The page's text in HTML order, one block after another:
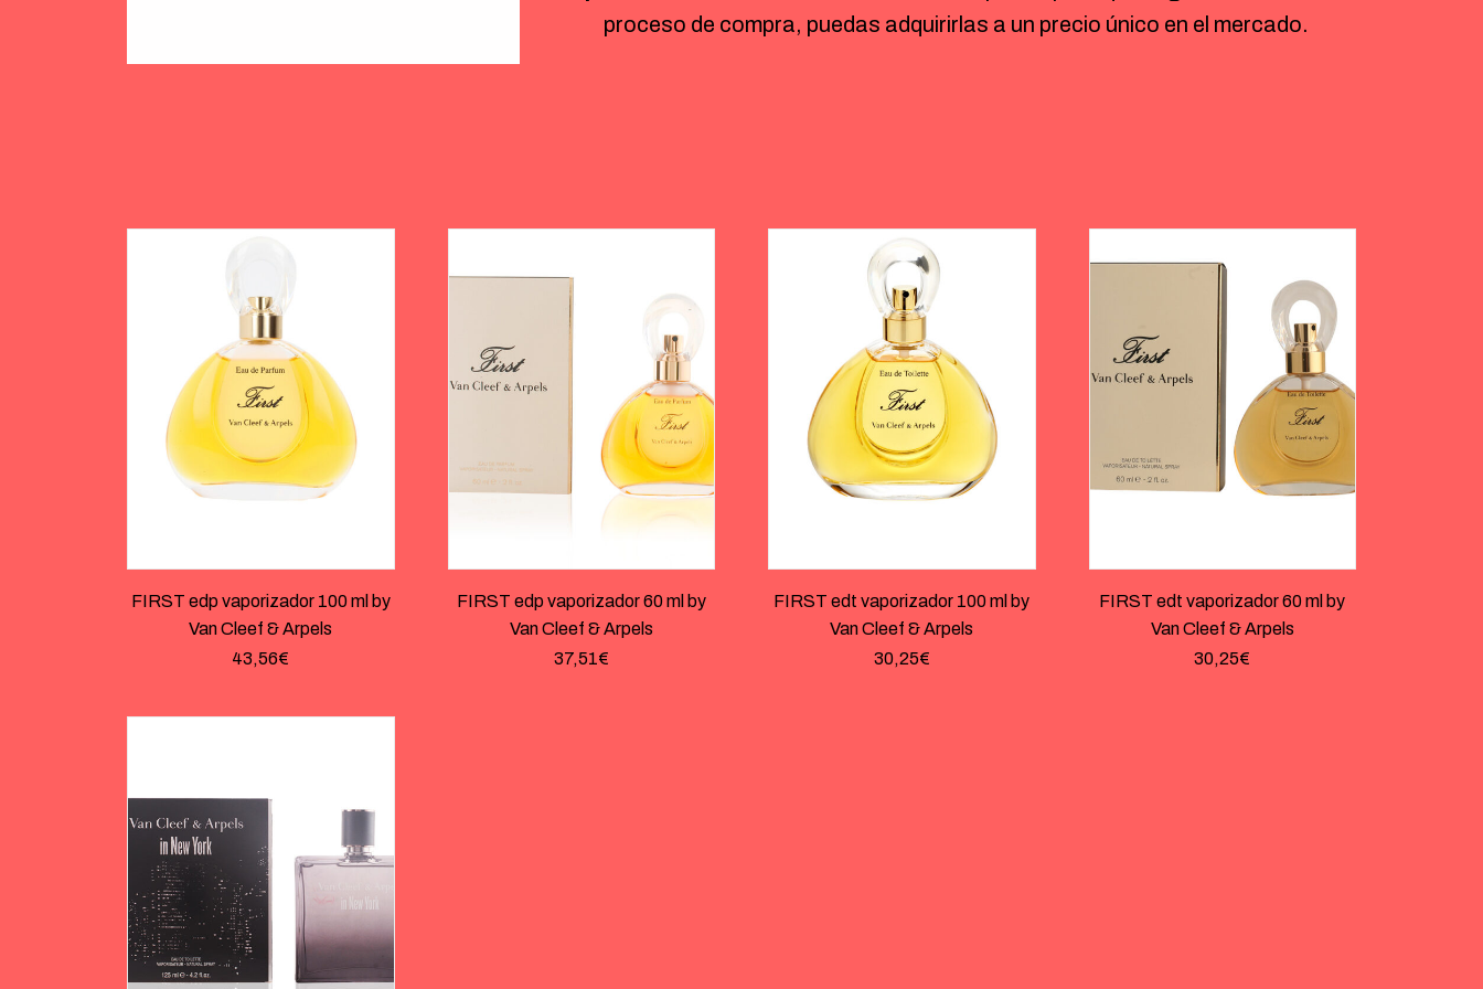
proceso de compra, puedas adquirirlas a un precio único en el mercado.
FIRST edp vaporizador 100 ml by
Van Cleef & Arpels
43,56€
FIRST edp vaporizador 60 ml by
Van Cleef & Arpels
37,51€
FIRST edt vaporizador 100 ml by
Van Cleef & Arpels
30,25€
FIRST edt vaporizador 60 ml by
Van Cleef & Arpels
30,25€